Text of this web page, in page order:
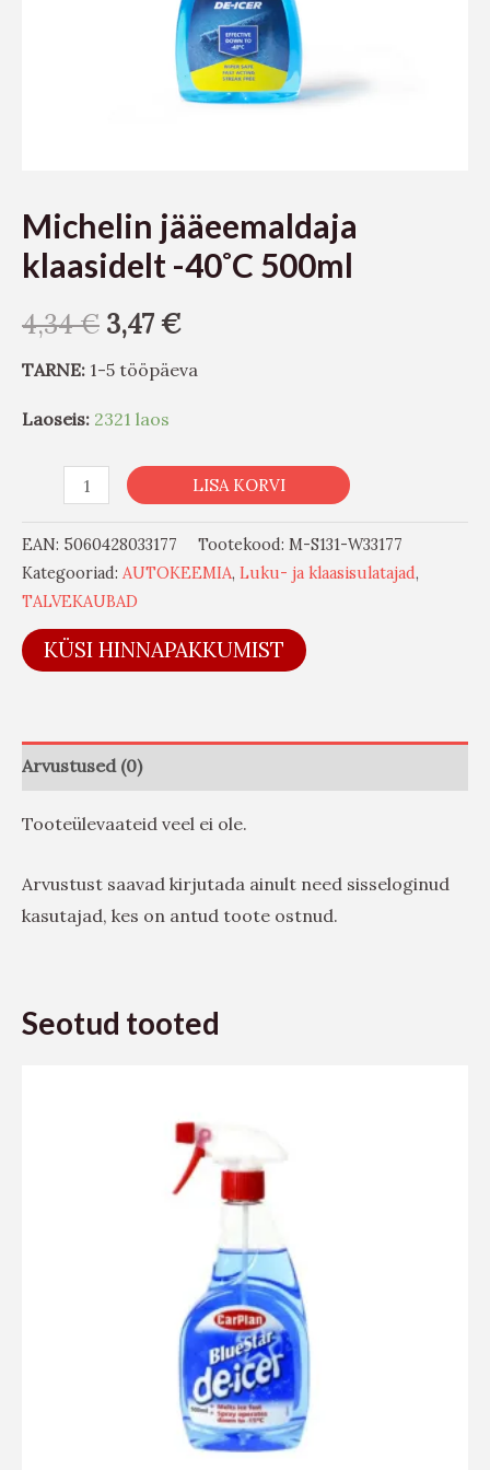
Michelin jääeemaldaja
klaasidelt -40˚C 500ml
4,34€ 3,47€
TARNE: 1-5 tööpäeva
Laoseis: 2321 laos
LISA KORVI
EAN: 5060428033177 Tootekood: M-S131-W33177
Kategooriad: AUTOKEEMIA, Luku- ja klaasisulatajad,
TALVEKAUBAD
KÜSI HINNAPAKKUMIST
Arvustused (0)
Tooteülevaateid veel ei ole.
Arvustust saavad kirjutada ainult need sisseloginud
kasutajad, kes on antud toote ostnud.
Seotud tooted